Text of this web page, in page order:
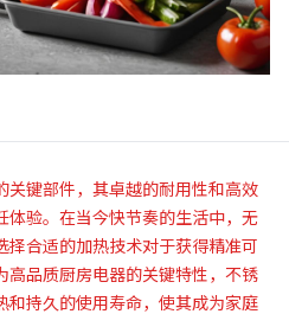
关键部件，其卓越的耐用性和高效
体验。在当今快节奏的生活中，无
择合适的加热技术对于获得精准可
高品质厨房电器的关键特性，不锈
和持久的使用寿命，使其成为家庭